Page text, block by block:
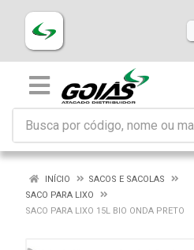
INÍCIO
SACOS E SACOLAS
SACO PARA LIXO
SACO PARA LIXO 15L BIO ONDA PRETO